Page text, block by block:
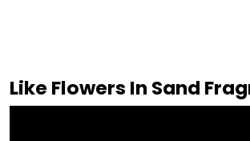
Like Flowers In Sand